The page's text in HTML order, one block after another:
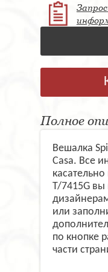
Полное
Вешалка
Casa. Все
T/7415G
или
по кнопке
части